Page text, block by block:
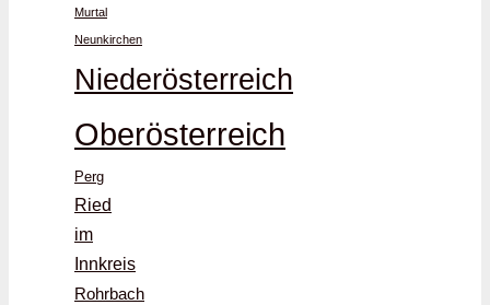
Murtal
Neunkirchen
Niederösterreich
Oberösterreich
Perg
Ried
im
Innkreis
Rohrbach